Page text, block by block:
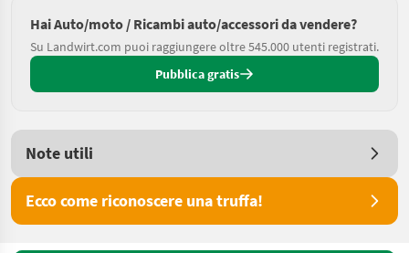
Hai Auto/moto / Ricambi auto/accessori da vendere?
Su Landwirt.com puoi raggiungere oltre 545.000 utenti registrati.
Pubblica gratis
Note utili
Ecco come riconoscere una truffa!